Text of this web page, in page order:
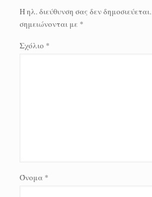
Η ηλ. διεύθυνση σας δεν δημοσιεύεται.
σημειώνονται με *
Σχόλιο *
Όνομα *